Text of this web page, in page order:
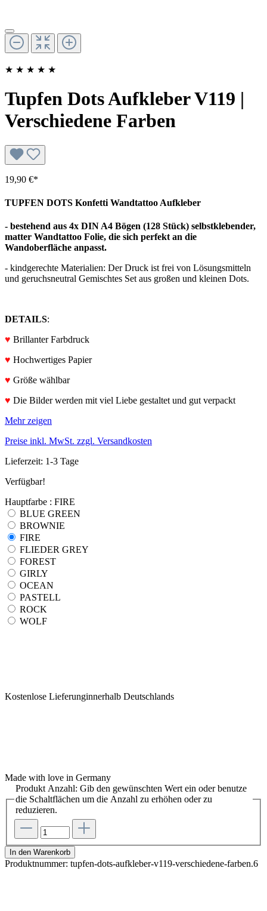
★ ★ ★ ★ ★
Tupfen Dots Aufkleber V119 |
Verschiedene Farben
19,90 €*
TUPFEN DOTS Konfetti Wandtattoo Aufkleber
- bestehend aus 4x DIN A4 Bögen (128 Stück) selbstklebender,
matter Wandtattoo Folie, die sich perfekt an die
Wandoberfläche anpasst.
- kindgerechte Materialien: Der Druck ist frei von Lösungsmitteln
und geruchsneutral Gemischtes Set aus großen und kleinen Dots.
DETAILS:
♥ Brillanter Farbdruck
♥ Hochwertiges Papier
♥ Größe wählbar
♥ Die Bilder werden mit viel Liebe gestaltet und gut verpackt
Mehr zeigen
Preise inkl. MwSt. zzgl. Versandkosten
Lieferzeit: 1-3 Tage
Verfügbar!
Hauptfarbe : FIRE
BLUE GREEN
BROWNIE
FIRE
FLIEDER GREY
FOREST
GIRLY
OCEAN
PASTELL
ROCK
WOLF
Kostenlose Lieferunginnerhalb Deutschlands
Made with love in Germany
Produkt Anzahl: Gib den gewünschten Wert ein oder benutze
die Schaltflächen um die Anzahl zu erhöhen oder zu
reduzieren.
In den Warenkorb
Produktnummer: tupfen-dots-aufkleber-v119-verschiedene-farben.6